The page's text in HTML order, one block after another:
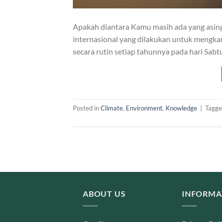
Apakah diantara Kamu masih ada yang
internasional yang dilakukan untuk
secara rutin setiap tahunnya pada hari
Posted inClimate, Environment, Knowledge
ABOUT US